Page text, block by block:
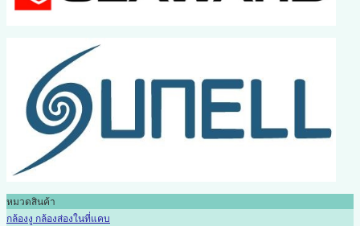
หมวดสินค้า
กล้องงู กล้องส่องในที่แคบ